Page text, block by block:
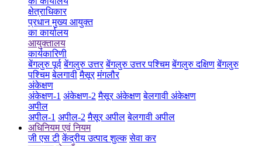
क्षेत्राधिकार
प्रधान मुख्य आयुक्त
का कार्यालय
आयुक्तालय
कार्यकारिणी
बेंगलुरु पूर्व बेंगलुरु उत्तर बेंगलुरु उत्तर पश्चिम बेंगलुरु दक्षिण बेंगलुरु
पश्चिम बेलगावी मैसूर मंगलौर
अंकेक्षण
अंकेक्षण-1 अंकेक्षण-2 मैसूर अंकेक्षण बेलगावी अंकेक्षण
अपील
अपील-1 अपील-2 मैसूर अपील बेलगावी अपील
अधिनियम एवं नियम
जी एस टी केंद्रीय उत्पाद शुल्क सेवा कर